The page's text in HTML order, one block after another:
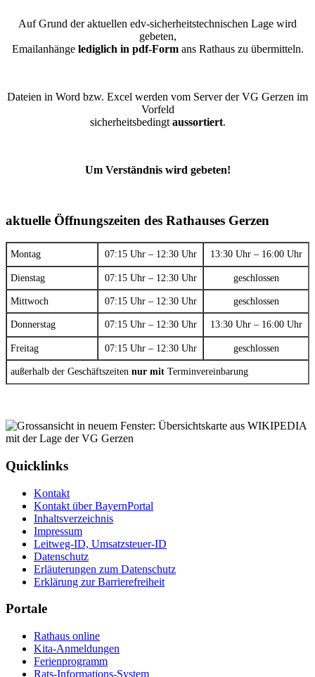
Auf Grund der aktuellen edv-sicherheitstechnischen Lage wird
gebeten,
Emailanhänge lediglich in pdf-Formans Rathaus zu übermitteln.
Dateien in Word bzw. Excel werden vom Server der VG Gerzen im
Vorfeld
sicherheitsbedingt aussortiert.
Um Verständnis wird gebeten!
aktuelle Öffnungszeiten des Rathauses Gerzen
Montag 07:15 Uhr – 12:30 Uhr 13:30 Uhr – 16:00 Uhr
Dienstag 07:15 Uhr – 12:30 Uhr geschlossen
Mittwoch 07:15 Uhr – 12:30 Uhr geschlossen
Donnerstag 07:15 Uhr – 12:30 Uhr 13:30 Uhr – 16:00 Uhr
Freitag 07:15 Uhr – 12:30 Uhr geschlossen
außerhalb der Geschäftszeiten nur mit Terminvereinbarung
Quicklinks
Kontakt
Kontakt über BayernPortal
Inhaltsverzeichnis
Impressum
Leitweg-ID, Umsatzsteuer-ID
Datenschutz
Erläuterungen zum Datenschutz
Erklärung zur Barrierefreiheit
Portale
Rathaus online
Kita-Anmeldungen
Ferienprogramm
Rats-Informations-System